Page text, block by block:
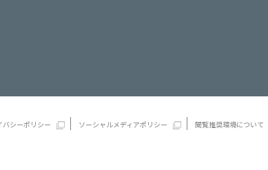
バシーポリシー ソーシャルメディアポリシー 閲覧推奨環境について